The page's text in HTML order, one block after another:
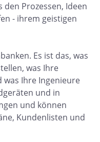
Prozessen, Ideen
- ihrem geistigen
Es ist das, was
was Ihre
Ihre Ingenieure
und in
und können
Kundenlisten und